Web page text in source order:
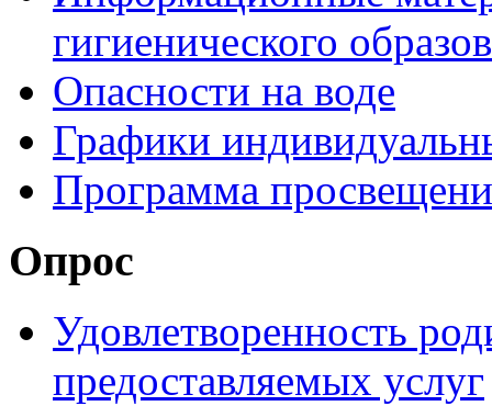
гигиенического
Опасности на воде
Графики
Программа
Опрос
Удовлетворенность
предоставляемых услуг